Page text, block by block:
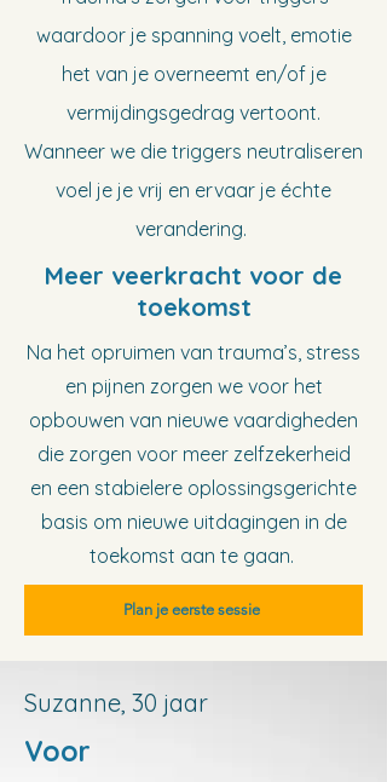
waardoor je spanning voelt, emotie
het van je overneemt en/of je
vermijdingsgedrag vertoont.
Wanneer we die triggers neutraliseren
voel je je vrij en ervaar je échte
verandering.
Meer veerkracht voor de
toekomst
Na het opruimen van trauma’s, stress
en pijnen zorgen we voor het
opbouwen van nieuwe vaardigheden
die zorgen voor meer zelfzekerheid
en een stabielere oplossingsgerichte
basis om nieuwe uitdagingen in de
toekomst aan te gaan.
Plan je eerste sessie
Suzanne, 30 jaar
Voor